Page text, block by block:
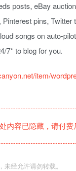
posts, eBay
pins, Twitter
songs on auto-
7* to blog for you.
item/
内容已隐藏，请付费
经允许请勿转载。